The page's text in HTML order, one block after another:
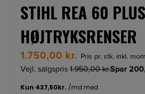
STIHL REA 60
HØJTRYKSRENSER
1.750,00 kr. Pris pr. stk. inkl.
Vejl. salgspris1.950,00kr.Spar